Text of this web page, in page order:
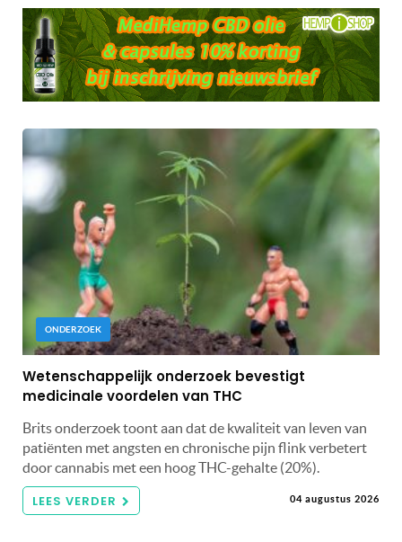
ONDERZOEK
Wetenschappelijk onderzoek bevestigt
medicinale voordelen van THC
Brits onderzoek toont aan dat de kwaliteit van leven van
patiënten met angsten en chronische pijn flink verbetert
door cannabis met een hoog THC-gehalte (20%).
LEES VERDER 04 augustus 2026